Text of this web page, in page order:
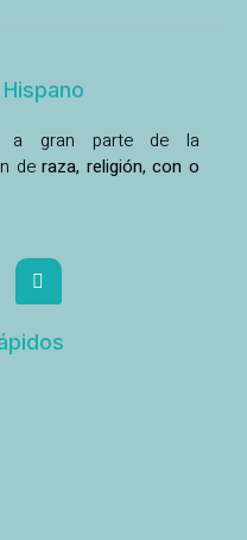
a gran parte de la
deraza, religión, con o